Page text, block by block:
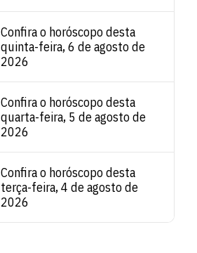
Confira o horóscopo desta
quinta-feira, 6 de agosto de
2026
Confira o horóscopo desta
quarta-feira, 5 de agosto de
2026
Confira o horóscopo desta
terça-feira, 4 de agosto de
2026